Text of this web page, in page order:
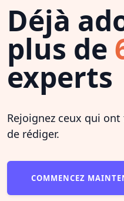
Déjà
plus de
experts
Rejoignez ceux qui
de rédiger.
COMMENCEZ